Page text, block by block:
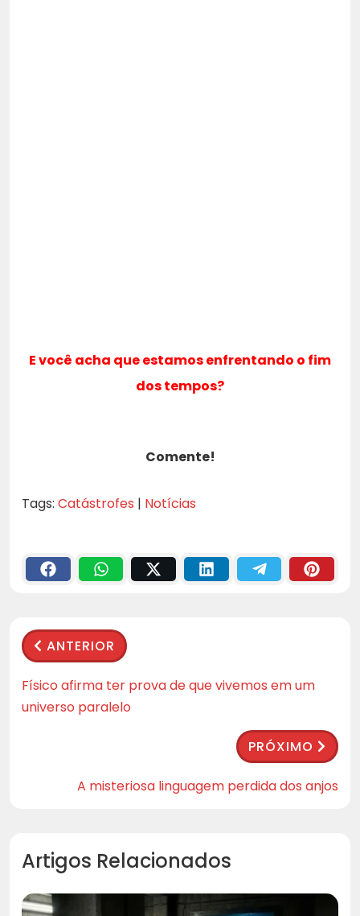
E você acha que estamos enfrentando o fim
dos tempos?
Comente!
Tags: Catástrofes | Notícias
ANTERIOR
Físico afirma ter prova de que vivemos em um
universo paralelo
PRÓXIMO
A misteriosa linguagem perdida dos anjos
Artigos Relacionados